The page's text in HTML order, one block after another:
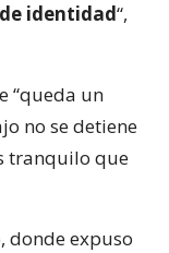
identidad“,
“queda un
no se detiene
tranquilo que
donde expuso